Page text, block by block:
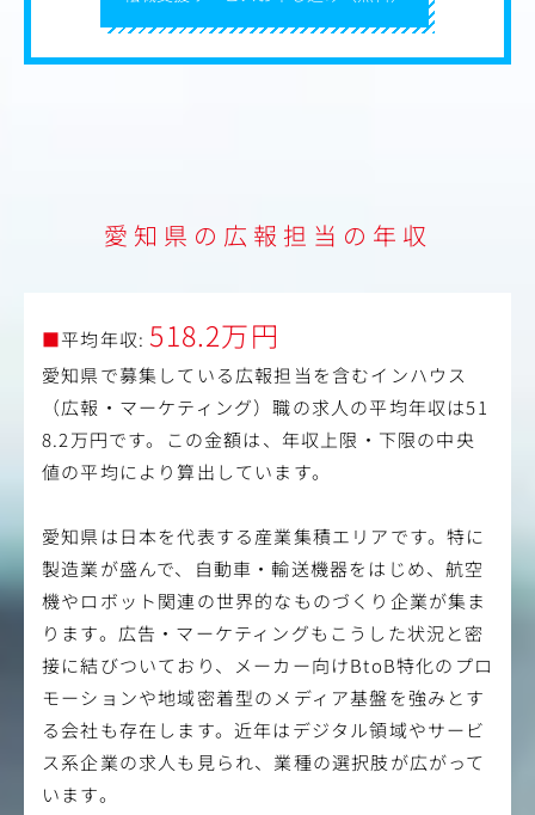
愛知県の広報担当の年収
■平均年収: 518.2万円
愛知県で募集している広報担当を含むインハウス
（広報・マーケティング）職の求人の平均年収は51
8.2万円です。この金額は、年収上限・下限の中央
値の平均により算出しています。
愛知県は日本を代表する産業集積エリアです。特に
製造業が盛んで、自動車・輸送機器をはじめ、航空
機やロボット関連の世界的なものづくり企業が集ま
ります。広告・マーケティングもこうした状況と密
接に結びついており、メーカー向けBtoB特化のプロ
モーションや地域密着型のメディア基盤を強みとす
る会社も存在します。近年はデジタル領域やサービ
ス系企業の求人も見られ、業種の選択肢が広がって
います。